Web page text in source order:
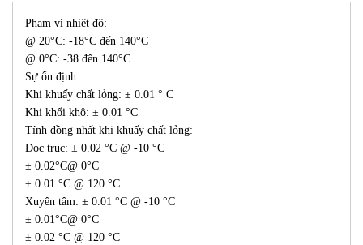
Phạm vi nhiệt độ:
@ 20°C: -18°C đến 140°C
@ 0°C: -38 đến 140°C
Sự ổn định:
Khi khuấy chất lỏng: ± 0.01 ° C
Khi khối khô: ± 0.01 °C
Tính đồng nhất khi khuấy chất lỏng:
Dọc trục: ± 0.02 °C @ -10 °C
± 0.02°C@ 0°C
± 0.01 °C @ 120 °C
Xuyên tâm: ± 0.01 °C @ -10 °C
± 0.01°C@ 0°C
± 0.02 °C @ 120 °C